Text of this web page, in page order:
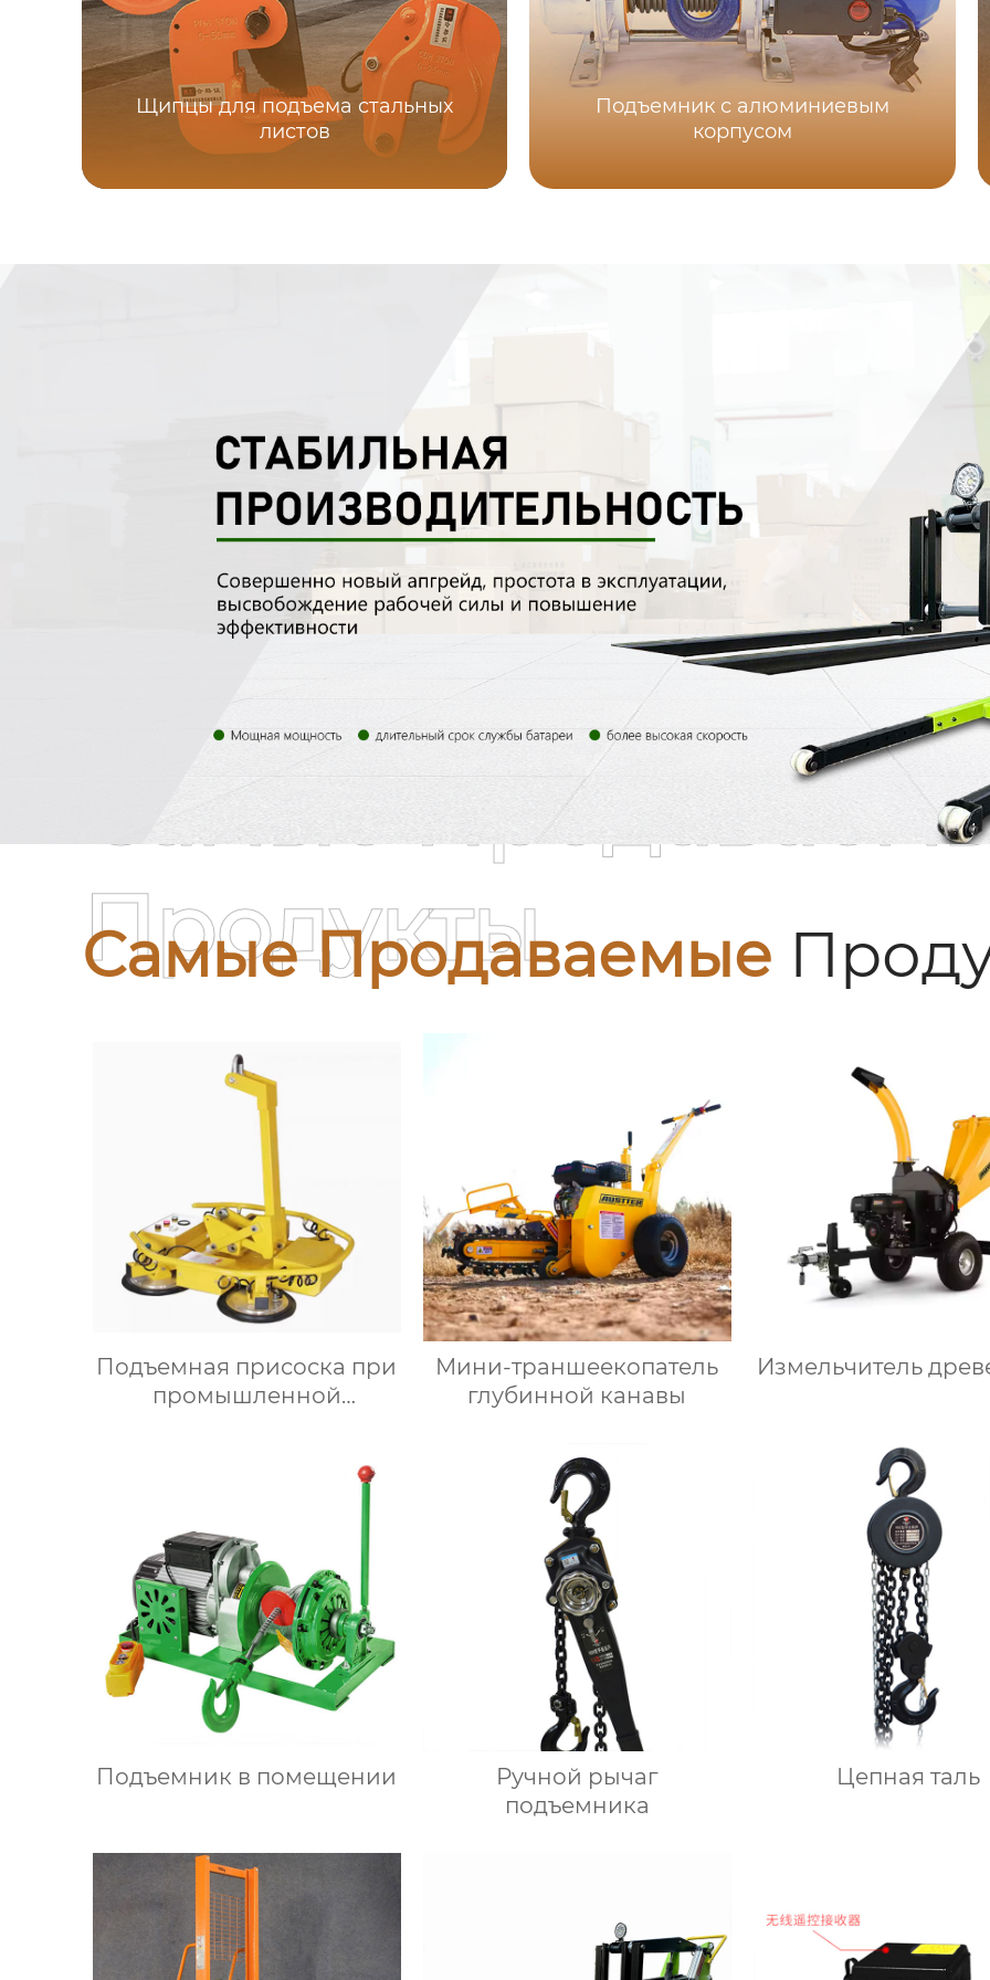
Щипцы для подъема стальных
листов
Подъемник с алюминиевым
корпусом
Самые Продаваемые
Самые
Продукты
Подъемная присоска при
промышленной
Мини-траншеекопатель
глубинной канавы
Измельчитель
Подъемник в помещении
Ручной рычаг
подъемника
Цепная таль